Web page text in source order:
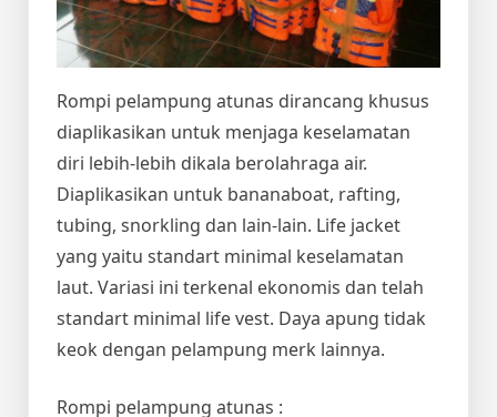
Rompi pelampung atunas dirancang khusus
diaplikasikan untuk menjaga keselamatan
diri lebih-lebih dikala berolahraga air.
Diaplikasikan untuk bananaboat, rafting,
tubing, snorkling dan lain-lain. Life jacket
yang yaitu standart minimal keselamatan
laut. Variasi ini terkenal ekonomis dan telah
standart minimal life vest. Daya apung tidak
keok dengan pelampung merk lainnya.
Rompi pelampung atunas :